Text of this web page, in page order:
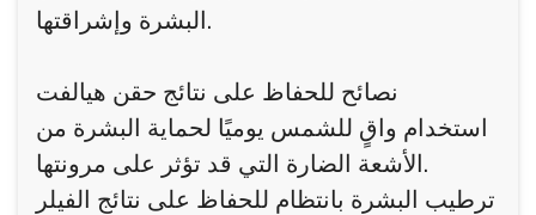
البشرة وإشراقتها.
نصائح للحفاظ على نتائج حقن هيالفت
استخدام واقٍ للشمس يوميًا لحماية البشرة من
الأشعة الضارة التي قد تؤثر على مرونتها.
ترطيب البشرة بانتظام للحفاظ على نتائج الفيلر